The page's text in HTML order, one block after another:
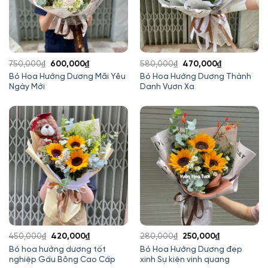
Bó Hoa Hướng Dương Mãi Yêu
Ngày Mới
750,000₫
Giá
gốc
600,000₫Giá
hiện
600,000₫.
Bó Hoa Hướng Dương Thành
Danh Vươn Xa
580,000₫
Giá
gốc
là:
470,000₫Giá
hiện
470,000₫.
Bó hoa hướng dương tốt
nghiệp Gấu Bông Cao Cấp
450,000₫
Giá
gốc
là:
420,000₫Giá
hiện
tại
Bó Hoa Hướng Dương đẹp
xinh Sự kiện vinh quang
280,000₫
Giá
gốc
là:
250,000₫Giá
hiện
tại